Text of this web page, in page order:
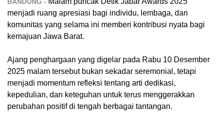
menjadi ruang apresiasi bagi individu, lembaga, dan
komunitas yang selama ini memberi kontribusi nyata bagi
kemajuan Jawa Barat.
Ajang penghargaan yang digelar pada Rabu 10 Desember
2025 malam tersebut bukan sekadar seremonial, tetapi
menjadi momentum refleksi tentang arti dedikasi,
kepedulian, dan keteguhan untuk terus menggerakkan
perubahan positif di tengah berbagai tantangan.